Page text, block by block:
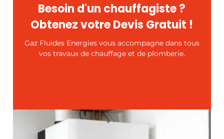
Besoin d'un chauffagiste ?
Obtenez votre Devis Gratuit !
Gaz Fluides Energies vous accompagne dans tous
vos travaux de chauffage et de plomberie.